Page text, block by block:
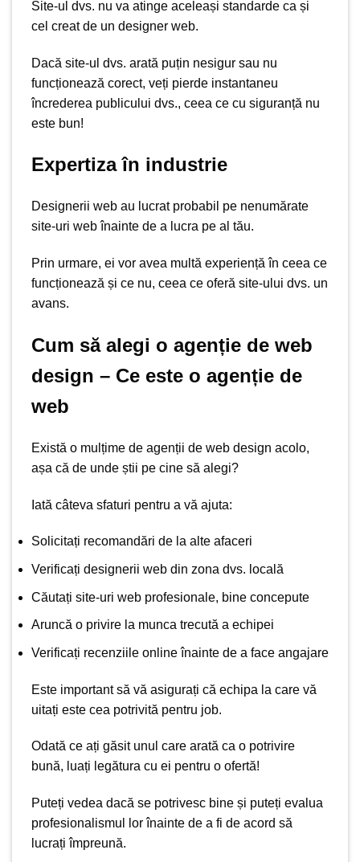
Site-ul dvs. nu va atinge aceleași standarde ca și
cel creat de un designer web.
Dacă site-ul dvs. arată puțin nesigur sau nu
funcționează corect, veți pierde instantaneu
încrederea publicului dvs., ceea ce cu siguranță nu
este bun!
Expertiza în industrie
Designerii web au lucrat probabil pe nenumărate
site-uri web înainte de a lucra pe al tău.
Prin urmare, ei vor avea multă experiență în ceea ce
funcționează și ce nu, ceea ce oferă site-ului dvs. un
avans.
Cum să alegi o agenție de web
design – Ce este o agenție de
web
Există o mulțime de agenții de web design acolo,
așa că de unde știi pe cine să alegi?
Iată câteva sfaturi pentru a vă ajuta:
Solicitați recomandări de la alte afaceri
Verificați designerii web din zona dvs. locală
Căutați site-uri web profesionale, bine concepute
Aruncă o privire la munca trecută a echipei
Verificați recenziile online înainte de a face angajare
Este important să vă asigurați că echipa la care vă
uitați este cea potrivită pentru job.
Odată ce ați găsit unul care arată ca o potrivire
bună, luați legătura cu ei pentru o ofertă!
Puteți vedea dacă se potrivesc bine și puteți evalua
profesionalismul lor înainte de a fi de acord să
lucrați împreună.